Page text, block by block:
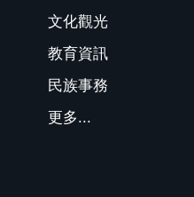
文化觀光
教育資訊
民族事務
更多...